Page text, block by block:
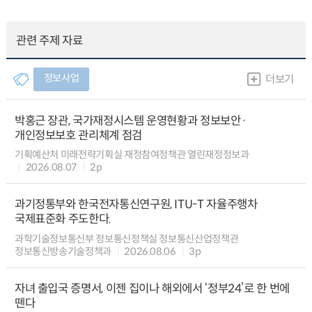
관련 주제 자료
정보사업 더보기
박홍근 장관, 국가재정시스템 운영현황과 정보보안·
개인정보보호 관리체계 점검
기획예산처 미래전략기획실 재정참여정책관 열린재정정보과
2026.08.07
2p
과기정통부와 한국전자통신연구원, ITU-T 자율주행차
국제표준화 주도한다.
과학기술정보통신부 정보통신정책실 정보통신산업정책관
정보통신방송기술정책과
2026.08.06 3p
자녀 출입국 증명서, 이젠 집이나 해외에서 ‘정부24’로 한 번에
뗀다